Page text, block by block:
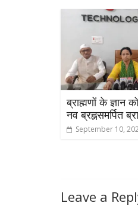
ब्राह्मणों के ज्ञान
नव ब्रह्नसमर्पित
September 10,
Leave a